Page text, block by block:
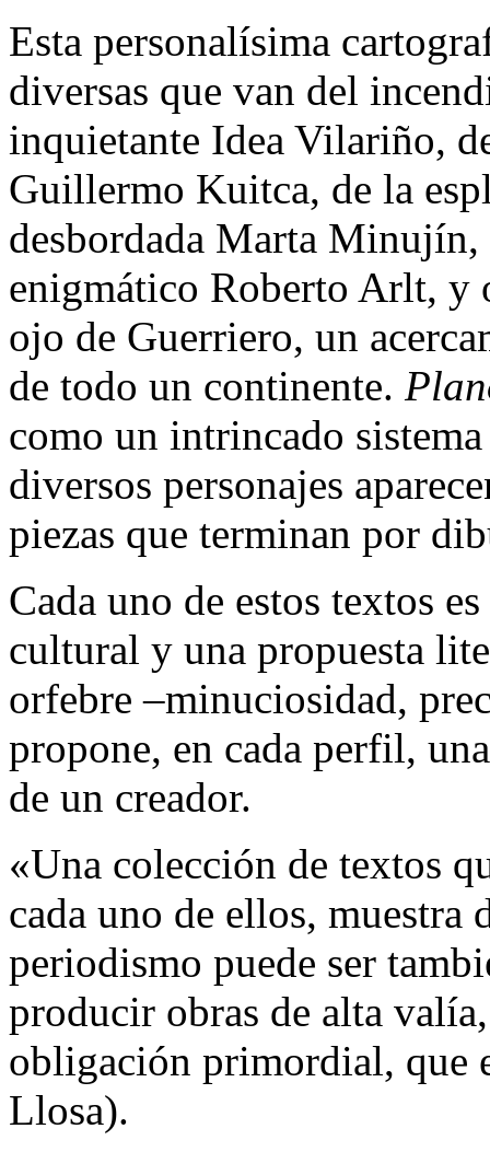
Esta personalísima
diversas que van del
inquietante Idea Vilariño,
Guillermo Kuitca, de la
desbordada Marta
enigmático Roberto Arlt, y
ojo de Guerriero, un
de todo un continente.
como un intrincado
diversos personajes
piezas que terminan por
Cada uno de estos textos
cultural y una propuesta
orfebre –minuciosidad,
propone, en cada perfil,
de un creador.
«Una colección de textos
cada uno de ellos, muestra
periodismo puede ser
producir obras de alta
obligación primordial, que
Llosa).